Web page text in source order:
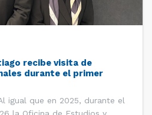
recibe visita de
durante el primer
igual que en 2025, durante el